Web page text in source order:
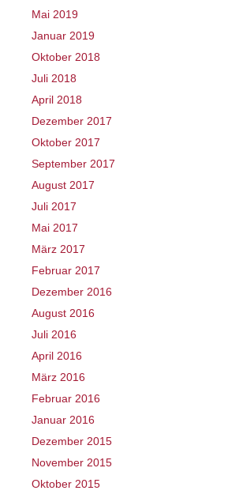
Mai 2019
Januar 2019
Oktober 2018
Juli 2018
April 2018
Dezember 2017
Oktober 2017
September 2017
August 2017
Juli 2017
Mai 2017
März 2017
Februar 2017
Dezember 2016
August 2016
Juli 2016
April 2016
März 2016
Februar 2016
Januar 2016
Dezember 2015
November 2015
Oktober 2015